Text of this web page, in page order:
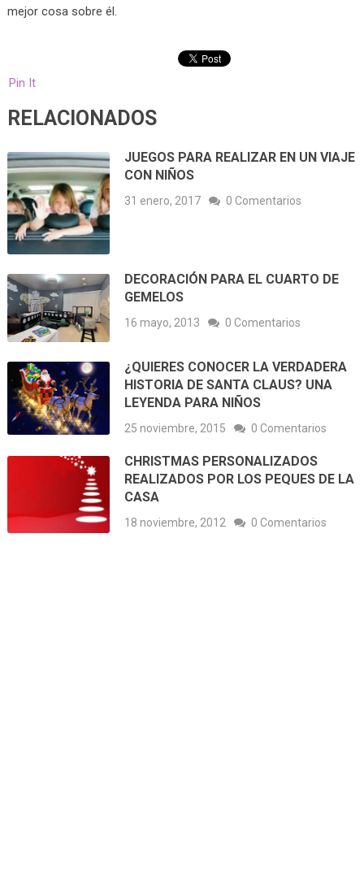
mejor cosa sobre él.
Pin It
RELACIONADOS
JUEGOS PARA REALIZAR EN UN VIAJE
CON NIÑOS
31 enero, 2017 0 Comentarios
DECORACIÓN PARA EL CUARTO DE
GEMELOS
16 mayo, 2013 0 Comentarios
¿QUIERES CONOCER LA VERDADERA
HISTORIA DE SANTA CLAUS? UNA
LEYENDA PARA NIÑOS
25 noviembre, 2015 0 Comentarios
CHRISTMAS PERSONALIZADOS
REALIZADOS POR LOS PEQUES DE LA
CASA
18 noviembre, 2012 0 Comentarios